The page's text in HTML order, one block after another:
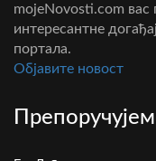
mojeNovosti.com вас
интересантне
портала.
Oбјавите новост